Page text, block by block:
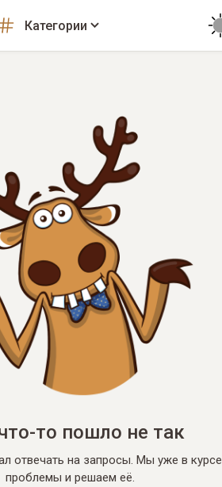
Категории
то пошло не так
отвечать на запросы. Мы уже в курсе
проблемы и решаем её.